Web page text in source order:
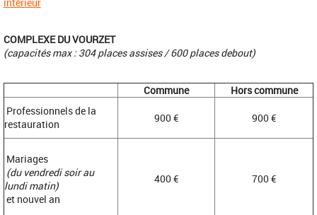
COMPLEXE DU VOURZET
(capacités max : 304 places assises / 600 places debout)
Commune
Hors commune
Professionnels de la
restauration
900 € 900 €
Mariages
(du vendredi soir au
lundi matin)
et nouvel an
400 € 700 €